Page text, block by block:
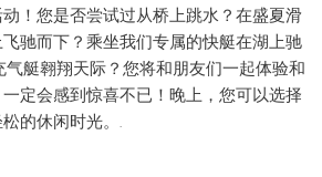
！您是否尝试过从桥上跳水？在盛夏滑
驰而下？乘坐我们专属的快艇在湖上驰
艇翱翔天际？您将和朋友们一起体验和
定会感到惊喜不已！晚上，您可以选择
的休闲时光。.